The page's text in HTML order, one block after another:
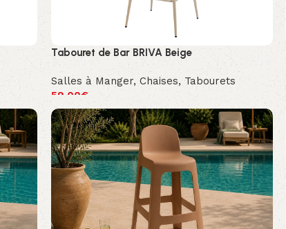
Tabouret de Bar BRIVA Beige
Salles à Manger, Chaises, Tabourets
59.00€